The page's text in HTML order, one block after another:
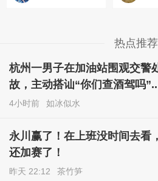
热点推荐
杭州一男子在加油站围观交警
故，主动搭讪“你们查酒驾吗”..
4小时前 如冰似水
永川赢了！在上班没时间去看
还加赛了！
昨天 22:12 茶竹笋